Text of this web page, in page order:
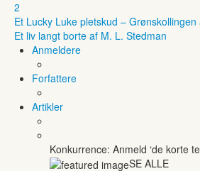
2
Et Lucky Luke pletskud –
Et liv langt borte af M. L. Stedman
Anmeldere
Forfattere
Artikler
Konkurrence: Anmeld ‘de korte
SE ALLE